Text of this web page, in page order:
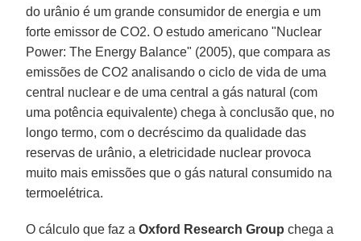
do urânio é um grande consumidor de energia e um
forte emissor de CO2. O estudo americano "Nuclear
Power: The Energy Balance" (2005), que compara as
emissões de CO2 analisando o ciclo de vida de uma
central nuclear e de uma central a gás natural (com
uma potência equivalente) chega à conclusão que, no
longo termo, com o decréscimo da qualidade das
reservas de urânio, a eletricidade nuclear provoca
muito mais emissões que o gás natural consumido na
termoelétrica.
O cálculo que faz aOxford Research Group chega a